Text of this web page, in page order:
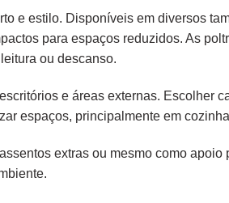
e estilo. Disponíveis em diversos
para espaços reduzidos. As
ou descanso.
e áreas externas. Escolher
espaços, principalmente em
extras ou mesmo como